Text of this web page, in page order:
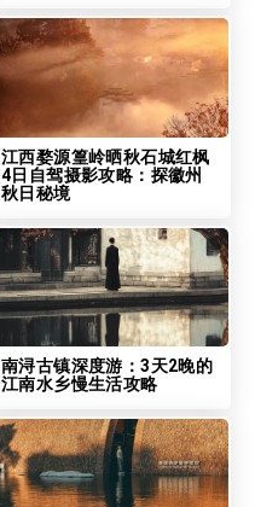
江西婺源篁岭晒秋石城红枫
4日自驾摄影攻略：探徽州
秋日秘境
南浔古镇深度游：3天2晚的
江南水乡慢生活攻略